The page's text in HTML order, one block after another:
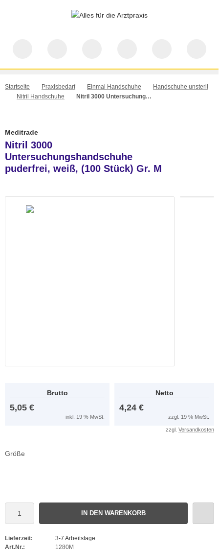
Startseite Praxisbedarf Einmal Handschuhe
Handschuhe unsteril
Nitril Handschuhe
Nitril 3000 Untersuchungshandschuhe puderfrei, weiß, (100 Stück) Gr. M
Meditrade
Nitril 3000
Untersuchungshandschuhe
puderfrei, weiß, (100 Stück) Gr. M
Brutto
5,05 €
inkl. 19 % MwSt.
Netto
4,24 €
zzgl. 19 % MwSt.
zzgl. Versandkosten
Größe
IN DEN WARENKORB
Lieferzeit:
3-7 Arbeitstage
Art.Nr.:
1280M